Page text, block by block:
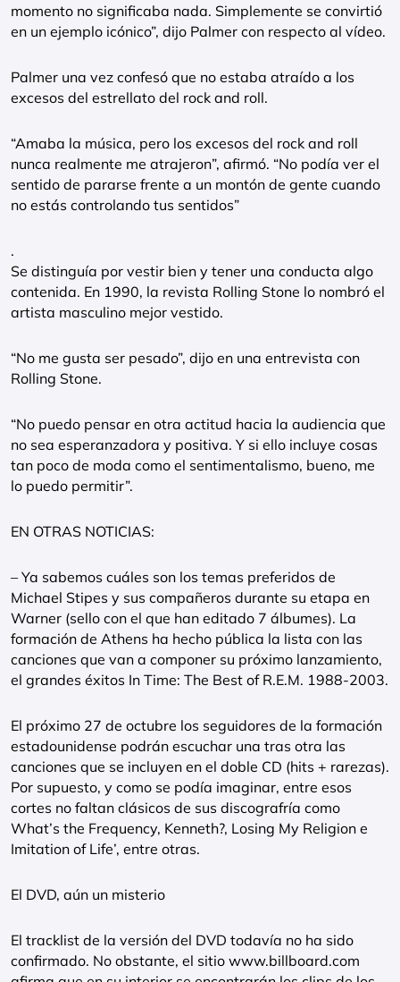
momento no significaba nada. Simplemente se convirtió
en un ejemplo icónico”, dijo Palmer con respecto al vídeo.
Palmer una vez confesó que no estaba atraído a los
excesos del estrellato del rock and roll.
“Amaba la música, pero los excesos del rock and roll
nunca realmente me atrajeron”, afirmó. “No podía ver el
sentido de pararse frente a un montón de gente cuando
no estás controlando tus sentidos”
.
Se distinguía por vestir bien y tener una conducta algo
contenida. En 1990, la revista Rolling Stone lo nombró el
artista masculino mejor vestido.
“No me gusta ser pesado”, dijo en una entrevista con
Rolling Stone.
“No puedo pensar en otra actitud hacia la audiencia que
no sea esperanzadora y positiva. Y si ello incluye cosas
tan poco de moda como el sentimentalismo, bueno, me
lo puedo permitir”.
EN OTRAS NOTICIAS:
– Ya sabemos cuáles son los temas preferidos de
Michael Stipes y sus compañeros durante su etapa en
Warner (sello con el que han editado 7 álbumes). La
formación de Athens ha hecho pública la lista con las
canciones que van a componer su próximo lanzamiento,
el grandes éxitos In Time: The Best of R.E.M. 1988-2003.
El próximo 27 de octubre los seguidores de la formación
estadounidense podrán escuchar una tras otra las
canciones que se incluyen en el doble CD (hits + rarezas).
Por supuesto, y como se podía imaginar, entre esos
cortes no faltan clásicos de sus discografría como
What’s the Frequency, Kenneth?, Losing My Religion e
Imitation of Life’, entre otras.
El DVD, aún un misterio
El tracklist de la versión del DVD todavía no ha sido
confirmado. No obstante, el sitio www.billboard.com